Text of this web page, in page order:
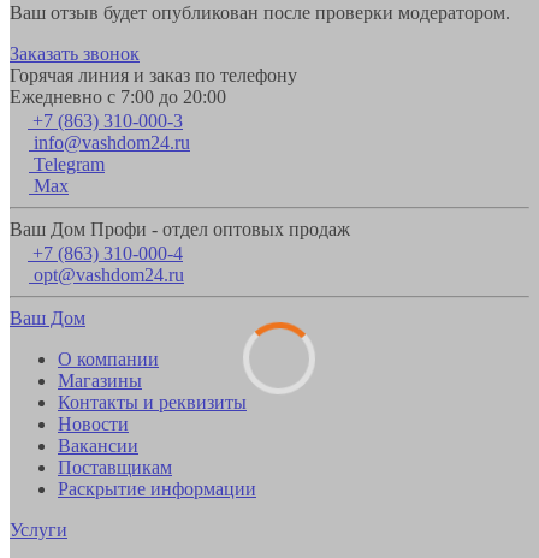
Ваш отзыв будет опубликован после проверки модератором.
Заказать звонок
Горячая линия и заказ по телефону
Ежедневно с 7:00 до 20:00
+7 (863) 310-000-3
info@vashdom24.ru
Telegram
Max
Ваш Дом Профи - отдел оптовых продаж
+7 (863) 310-000-4
opt@vashdom24.ru
Ваш Дом
О компании
Магазины
Контакты и реквизиты
Новости
Вакансии
Поставщикам
Раскрытие информации
Услуги